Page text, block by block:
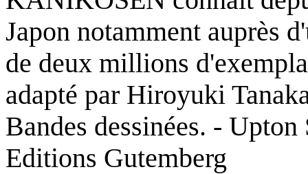
Japon notamment auprès
de deux millions
adapté par Hiroyuki
Bandes dessinées. - Upton
Editions Gutemberg